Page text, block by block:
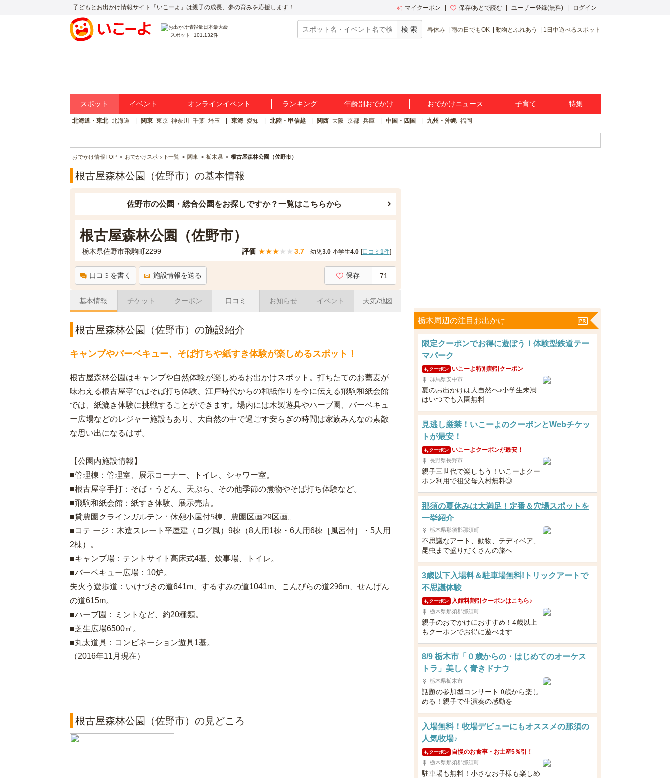
子どもとお出かけ情報サイト「いこーよ」は親子の成長、夢の育みを応援します！ マイクーポン 保存/あとで読む ユーザー登録(無料) ログイン
スポット 101,132件
春休み 雨の日でもOK 動物とふれあう 1日中遊べるスポット
スポット イベント オンラインイベント ランキング 年齢別おでかけ おでかけニュース 子育て 特集
北海道・東北 北海道 関東 東京 神奈川 千葉 埼玉 東海 愛知 北陸・甲信越 関西 大阪 京都 兵庫 中国・四国 九州・沖縄 福岡
おでかけ情報TOP おでかけスポット一覧 関東 栃木県 根古屋森林公園（佐野市）
根古屋森林公園（佐野市）の基本情報
佐野市の公園・総合公園をお探しですか？一覧はこちらから
根古屋森林公園（佐野市）
栃木県佐野市飛駒町2299 評価 ★★★★ ★ 3.7 幼児3.0 小学生4.0 [口コミ 1件]
口コミを書く 施設情報を送る 保存 71
基本情報 チケット クーポン 口コミ お知らせ イベント 天気/地図
根古屋森林公園（佐野市）の施設紹介
キャンプやバーベキュー、そば打ちや紙すき体験が楽しめるスポット！
根古屋森林公園はキャンプや自然体験が楽しめるお出かけスポット。打ちたてのお蕎麦が
味わえる根古屋亭ではそば打ち体験、江戸時代からの和紙作りを今に伝える飛駒和紙会館
では、紙漉き体験に挑戦することができます。場内には木製遊具やハーブ園、バーベキュ
ー広場などのレジャー施設もあり、大自然の中で過ごす安らぎの時間は家族みんなの素敵
な思い出になるはず。
【公園内施設情報】
■管理棟：管理室、展示コーナー、トイレ、シャワー室。
■根古屋亭手打：そば・うどん、天ぷら、その他季節の煮物やそば打ち体験など。
■飛駒和紙会館：紙すき体験、展示売店。
■貸農園クラインガルテン：休憩小屋付5棟、農園区画29区画。
■コテ ージ：木造スレート平屋建（ログ風）9棟（8人用1棟・6人用6棟［風呂付］・5人用
2棟）。
■キャンプ場：テントサイト高床式4基、炊事場、トイレ。
■バーベキュー広場：10炉。
失火う遊歩道：いけづきの道641m、するすみの道1041m、こんぴらの道296m、せんげん
の道615m。
■ハーブ園：ミントなど、約20種類。
■芝生広場6500㎡。
■丸太道具：コンビネーション遊具1基。
（2016年11月現在）
根古屋森林公園（佐野市）の見どころ
栃木周辺の注目お出かけ
限定クーポンでお得に遊ぼう！体験型鉄道テー
マパーク
クーポン いこーよ特別割引クーポン
群馬県安中市
夏のお出かけは大自然へ♪小学生未満
はいつでも入園無料
見逃し厳禁！いこーよのクーポンとWebチケッ
トが最安！
クーポン いこーよクーポンが最安！
長野県長野市
親子三世代で楽しもう！いこーよクー
ポン利用で祖父母入村無料◎
那須の夏休みは大満足！定番＆穴場スポットを
一挙紹介
栃木県那須郡那須町
不思議なアート、動物、テディベア、
昆虫まで盛りだくさんの旅へ
3歳以下入場料＆駐車場無料!トリックアートで
不思議体験
クーポン 入館料割引クーポンはこちら♪
栃木県那須郡那須町
親子のおでかけにおすすめ！4歳以上
もクーポンでお得に遊べます
8/9 栃木市「０歳からの・はじめてのオーケス
トラ」美しく青きドナウ
栃木県栃木市
話題の参加型コンサート 0歳から楽し
める！親子で生演奏の感動を
入場無料！牧場デビューにもオススメの那須の
人気牧場♪
クーポン 自慢のお食事・お土産5％引！
栃木県那須郡那須町
駐車場も無料！小さなお子様も楽しめ